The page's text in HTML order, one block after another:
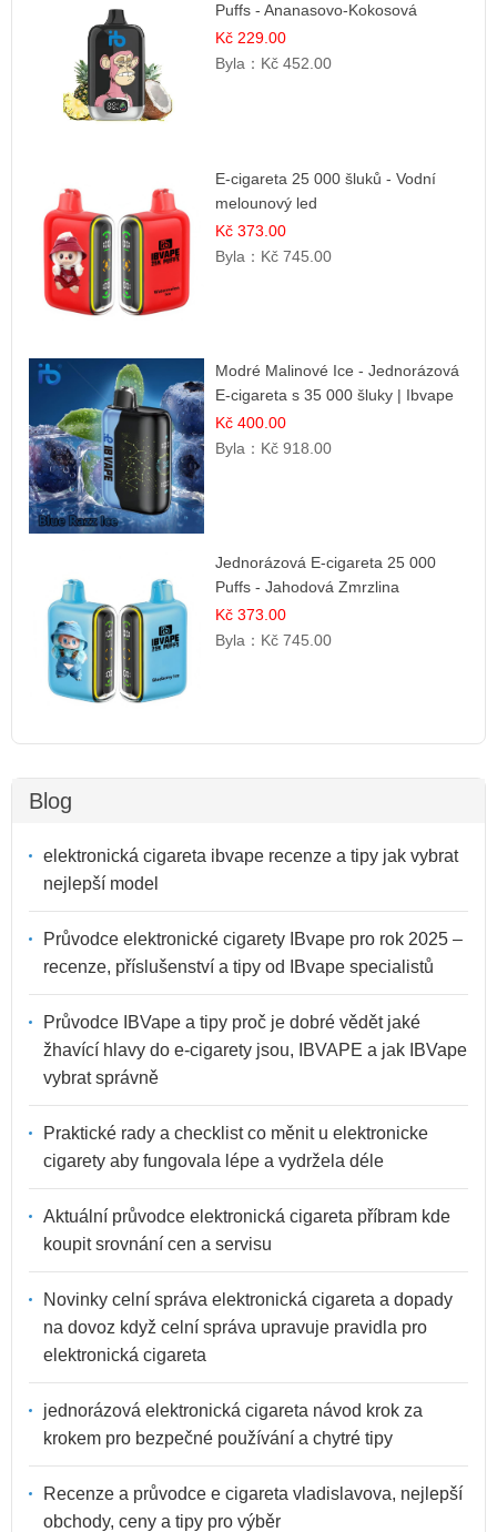
Puffs - Ananasovo-Kokosová
Zmrzlina
Kč 229.00
Byla： Kč 452.00
E-cigareta 25 000 šluků - Vodní
melounový led
Kč 373.00
Byla： Kč 745.00
Modré Malinové Ice - Jednorázová
E-cigareta s 35 000 šluky | Ibvape
Kč 400.00
Byla： Kč 918.00
Jednorázová E-cigareta 25 000
Puffs - Jahodová Zmrzlina
Kč 373.00
Byla： Kč 745.00
Blog
elektronická cigareta ibvape recenze a tipy jak vybrat
nejlepší model
Průvodce elektronické cigarety IBvape pro rok 2025 –
recenze, příslušenství a tipy od IBvape specialistů
Průvodce IBVape a tipy proč je dobré vědět jaké
žhavící hlavy do e-cigarety jsou, IBVAPE a jak IBVape
vybrat správně
Praktické rady a checklist co měnit u elektronicke
cigarety aby fungovala lépe a vydržela déle
Aktuální průvodce elektronická cigareta příbram kde
koupit srovnání cen a servisu
Novinky celní správa elektronická cigareta a dopady
na dovoz když celní správa upravuje pravidla pro
elektronická cigareta
jednorázová elektronická cigareta návod krok za
krokem pro bezpečné používání a chytré tipy
Recenze a průvodce e cigareta vladislavova, nejlepší
obchody, ceny a tipy pro výběr